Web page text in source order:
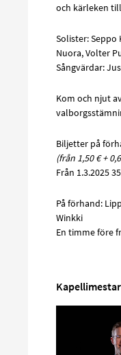
och kärleken
Solister: Seppo
Nuora, Volter
Sångvärdar:
Kom och njut
Biljetter på
(från 1,50 € +
Från 1.3.2025
På förhand:
Winkki
En timme före